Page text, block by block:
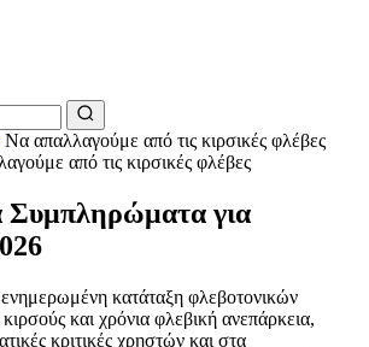
Να απαλλαγούμε από τις κιρσικές φλέβες
από τις κιρσικές φλέβες
Συμπληρώματα για
ενημερωμένη κατάταξη φλεβοτονικών
και χρόνια φλεβική ανεπάρκεια,
κριτικές χρηστών και στα